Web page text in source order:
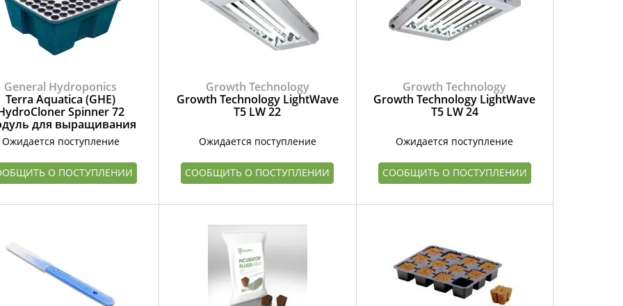
General Hydroponics
Terra Aquatica (GHE)
Spinner 72
для выращивания
Ожидается поступление
О ПОСТУПЛЕНИИ
Growth Technology
Growth Technology LightWave
T5 LW 22
Ожидается поступление
СООБЩИТЬ О ПОСТУПЛЕНИИ
Growth Technology
Growth Technology LightWave
T5 LW 24
Ожидается поступление
СООБЩИТЬ О ПОСТУПЛЕНИИ